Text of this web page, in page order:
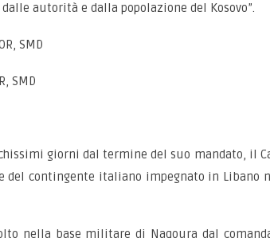
autorità e dalla popolazione del Kosovo”.
SMD
SMD
giorni dal termine del suo mandato, il
del contingente italiano impegnato in Libano
nella base militare di Naqoura dal